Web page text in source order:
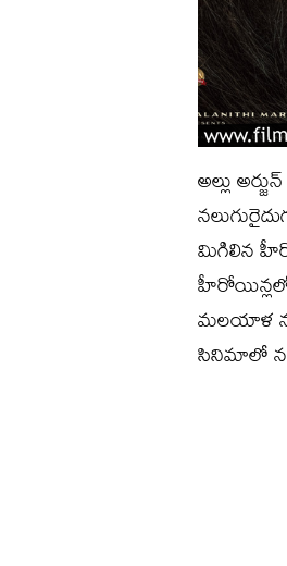
అల్లు
మిగిలిన
మలయాళ
సినిమాలో